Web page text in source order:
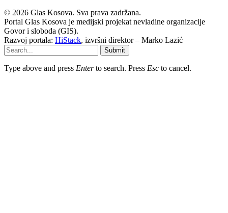
© 2026 Glas Kosova. Sva prava zadržana.
Portal Glas Kosova je medijski projekat nevladine organizacije
Govor i sloboda (GIS).
Razvoj portala: HiStack, izvršni direktor – Marko Lazić
Submit
Type above and press Enterto search. Press Esc to cancel.